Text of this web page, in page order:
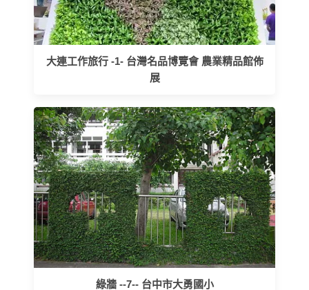
大連工作旅行 -1- 台灣名品博覽會 農業精品館佈
展
綠牆 --7-- 台中市大勇國小